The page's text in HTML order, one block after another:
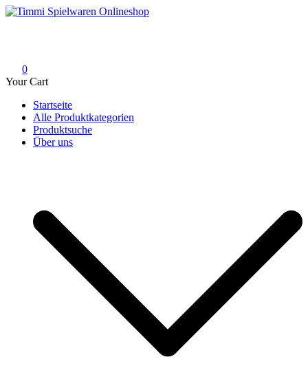
Skip
0
Your Cart
Startseite
Alle Produktkategorien
Produktsuche
Über uns